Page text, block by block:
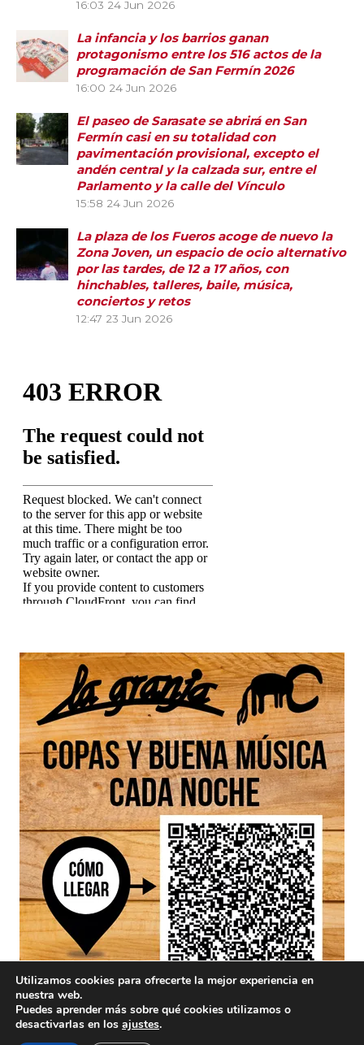
16:03 24 Jun 2026
La infancia y los barrios ganan
protagonismo entre los 516 actos de la
programación de San Fermín 2026
16:00 24 Jun 2026
El paseo de Sarasate se abrirá en San
Fermín casi en su totalidad con
pavimentación provisional, excepto el
andén central y la calzada sur, entre el
Parlamento y la calle del Vínculo
15:58 24 Jun 2026
La plaza de los Fueros acoge de nuevo la
Zona Joven, un espacio de ocio alternativo
por las tardes, de 12 a 17 años, con
hinchables, talleres, baile, música,
conciertos y retos
12:47 23 Jun 2026
Utilizamos cookies para ofrecerte la mejor experiencia en
nuestra web.
Puedes aprender más sobre qué cookies utilizamos o
desactivarlas en los ajustes.